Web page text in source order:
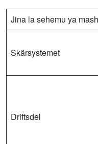
Jina la sehemu ya
Skärsystemet
Driftsdel